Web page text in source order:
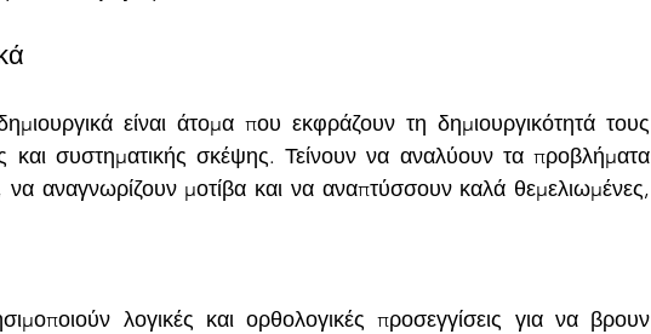
είναι άτομα που εκφράζουν τη δημιουργικότητά τους
και συστηματικής σκέψης. Τείνουν να αναλύουν τα προβλήματα
αναγνωρίζουν μοτίβα και να αναπτύσσουν καλά θεμελιωμένες,
λογικές και ορθολογικές προσεγγίσεις για να βρουν